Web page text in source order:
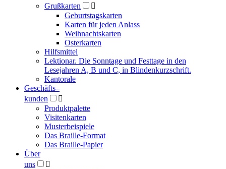
Grußkarten

Geburtstagskarten
Karten für jeden Anlass
Weihnachtskarten
Osterkarten
Hilfsmittel
Lektionar. Die Sonntage und Festtage in den
Lesejahren A, B und C, in Blindenkurzschrift.
Kantorale
Geschäfts­–
kunden

Produktpalette
Visitenkarten
Musterbeispiele
Das Braille-Format
Das Braille-Papier
Über
uns
